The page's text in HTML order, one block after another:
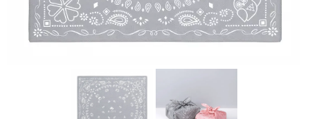
工藤大輝グッズ
岩岡徹グッズ
花村想太｜Natural Lag(ナチュラルラグ)グッズ